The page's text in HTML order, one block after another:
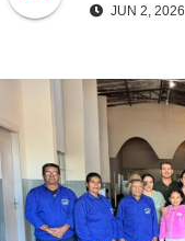
JUN 2, 2026